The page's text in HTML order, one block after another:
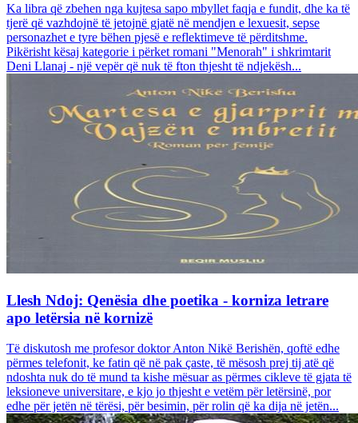
Ka libra që zbehen nga kujtesa sapo mbyllet faqja e fundit, dhe ka të
tjerë që vazhdojnë të jetojnë gjatë në mendjen e lexuesit, sepse
personazhet e tyre bëhen pjesë e reflektimeve të përditshme.
Pikërisht kësaj kategorie i përket romani "Menorah" i shkrimtarit
Deni Llanaj - një vepër që nuk të fton thjesht të ndjekësh...
Llesh Ndoj: Qenësia dhe poetika - korniza letrare
apo letërsia në kornizë
Të diskutosh me profesor doktor Anton Nikë Berishën, qoftë edhe
përmes telefonit, ke fatin që në pak çaste, të mësosh prej tij atë që
ndoshta nuk do të mund ta kishe mësuar as përmes cikleve të gjata të
leksioneve universitare, e kjo jo thjesht e vetëm për letërsinë, por
edhe për jetën në tërësi, për besimin, për rolin që ka dija në jetën...